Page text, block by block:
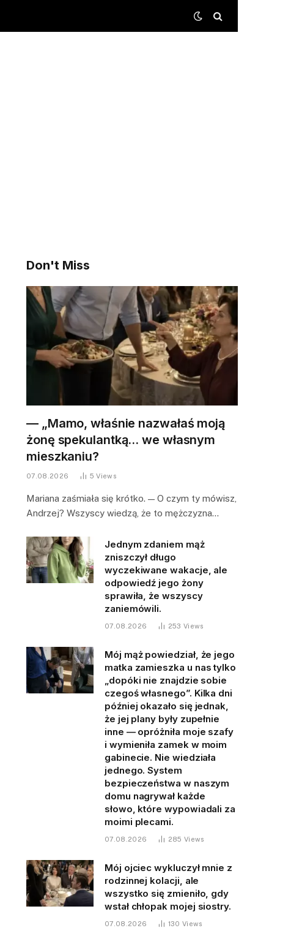
Don't Miss
— „Mamo, właśnie nazwałaś moją
żonę spekulantką… we własnym
mieszkaniu?
07.08.2026 5Views
Mariana zaśmiała się krótko. — O czym ty mówisz,
Andrzej? Wszyscy wiedzą, że to mężczyzna…
Jednym zdaniem mąż
zniszczył długo
wyczekiwane wakacje, ale
odpowiedź jego żony
sprawiła, że wszyscy
zaniemówili.
07.08.2026 253 Views
Mój mąż powiedział, że jego
matka zamieszka u nas tylko
„dopóki nie znajdzie sobie
czegoś własnego”. Kilka dni
później okazało się jednak,
że jej plany były zupełnie
inne — opróżniła moje szafy
i wymieniła zamek w moim
gabinecie. Nie wiedziała
jednego. System
bezpieczeństwa w naszym
domu nagrywał każde
słowo, które wypowiadali za
moimi plecami.
07.08.2026 285 Views
Mój ojciec wykluczył mnie z
rodzinnej kolacji, ale
wszystko się zmieniło, gdy
wstał chłopak mojej siostry.
07.08.2026 130 Views